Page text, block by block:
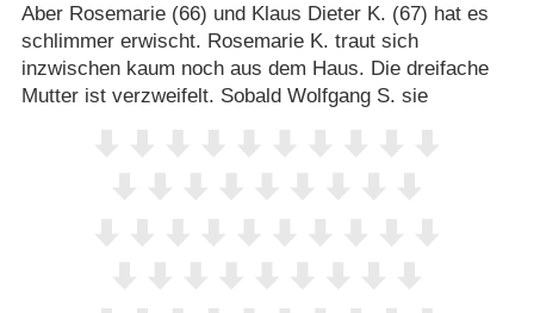
Aber Rosemarie (66) und Klaus Dieter K. (67) hat es
schlimmer erwischt. Rosemarie K. traut sich
inzwischen kaum noch aus dem Haus. Die dreifache
Mutter ist verzweifelt. Sobald Wolfgang S. sie